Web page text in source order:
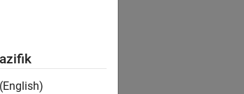
(English)